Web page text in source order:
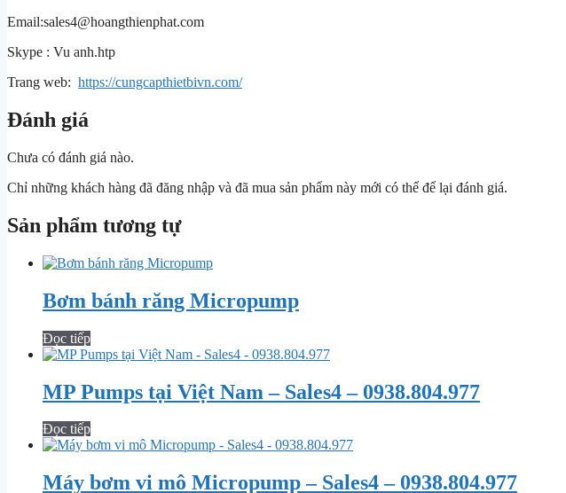
Email:sales4@hoangthienphat.com
Skype : Vu anh.htp
Trang web: https://cungcapthietbivn.com/
Đánh giá
Chưa có đánh giá nào.
Chỉ những khách hàng đã đăng nhập và đã mua sản phẩm này mới có thể để lại đánh giá.
Sản phẩm tương tự
Bơm bánh răng Micropump
Đọc tiếp
MP Pumps tại Việt Nam – Sales4 – 0938.804.977
Đọc tiếp
Máy bơm vi mô Micropump – Sales4 – 0938.804.977